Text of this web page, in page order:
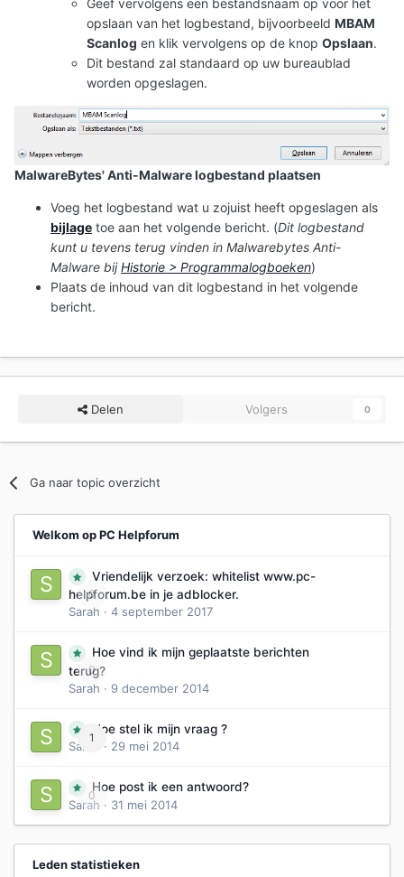
opslaan van het logbestand, bijvoorbeeld MBAM
Scanlog en klik vervolgens op de knop Opslaan.
Dit bestand zal standaard op uw bureaublad
worden opgeslagen.
MalwareBytes' Anti-Malware logbestand plaatsen
Voeg het logbestand wat u zojuist heeft opgeslagen als
bijlage toe aan het volgende bericht. (Dit logbestand
kunt u tevens terug vinden in Malwarebytes Anti-
Malware bijHistorie > Programmalogboeken)
Plaats de inhoud van dit logbestand in het volgende
bericht.
Delen Volgers 0
Ga naar topic overzicht
Welkom op PC Helpforum
0
Vriendelijk verzoek: whitelist www.pc-
helpforum.be in je adblocker.
Sarah · 4 september 2017
0
Hoe vind ik mijn geplaatste berichten
terug?
Sarah · 9 december 2014
1
Hoe stel ik mijn vraag ?
Sarah
· 29 mei 2014
0
Hoe post ik een antwoord?
Sarah · 31 mei 2014
Leden statistieken